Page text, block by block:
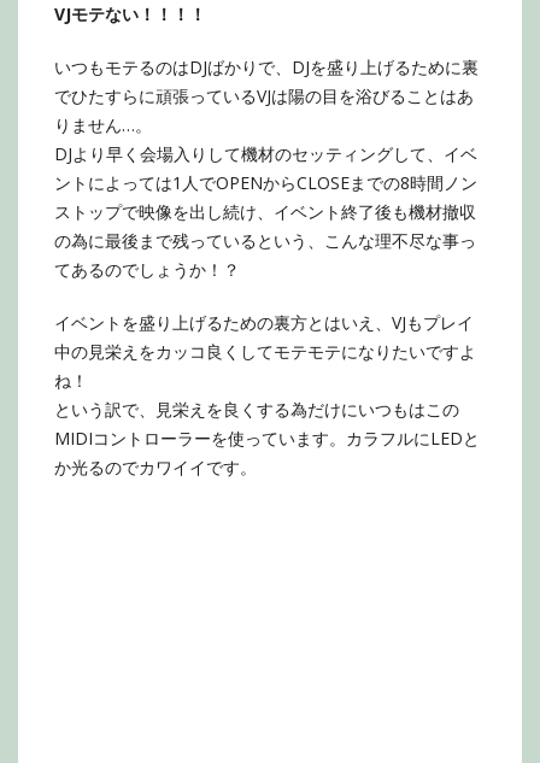
VJモテない！！！！
いつもモテるのはDJばかりで、DJを盛り上げるために裏
でひたすらに頑張っているVJは陽の目を浴びることはあ
りません…。
DJより早く会場入りして機材のセッティングして、イベ
ントによっては1人でOPENからCLOSEまでの8時間ノン
ストップで映像を出し続け、イベント終了後も機材撤収
の為に最後まで残っているという、こんな理不尽な事っ
てあるのでしょうか！？
イベントを盛り上げるための裏方とはいえ、VJもプレイ
中の見栄えをカッコ良くしてモテモテになりたいですよ
ね！
という訳で、見栄えを良くする為だけにいつもはこの
MIDIコントローラーを使っています。カラフルにLEDと
か光るのでカワイイです。